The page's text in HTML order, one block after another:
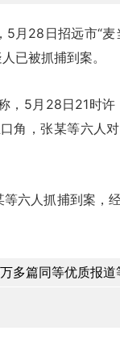
28日招远市“麦
已被抓捕到案。
5月28日21时许
角，张某等六人
六人抓捕到案，
多篇同等优质报道